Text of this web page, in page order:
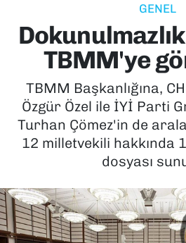
GENEL
TBMM'ye
TBMM Başkanlığına,
Özgür Özel ile İYİ Parti
Turhan Çömez'in de
12 milletvekili hakkında
dosyası
EKONOMİ
KÜLTÜR SANAT
MAGAZİN
SAĞLIK
SPOR
Süper Lig Puan Durumu
Tüm Manşetler
Son Dakika Haberleri
Haber Arşivi